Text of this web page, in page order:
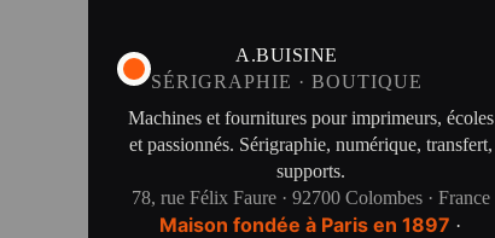
A.BUISINE
SÉRIGRAPHIE · BOUTIQUE
Machines et fournitures pour imprimeurs, écoles
et passionnés. Sérigraphie, numérique, transfert,
supports.
78, rue Félix Faure · 92700 Colombes · France
Maison fondée à Paris en 1897 ·